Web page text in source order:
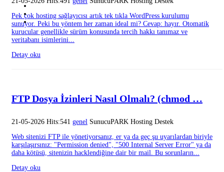
Pek çok hosting sağlayıcısı artık tek tıkla WordPress kurulumu
sunuyor. Peki bu yöntem her zaman ideal mi? Cevap: hayır. Otomatik
kurucular genellikle sürüm konusunda tercih hakkı tanımaz ve
veritabanı isimlerini...
Detay oku
FTP Dosya İzinleri Nasıl Olmalı? (chmod …
21-05-2026 Hits:541 genel SunucuPARK Hosting Destek
Web sitenizi FTP ile yönetiyorsanız, er ya da geç şu uyarılardan biriyle
karşılaşırsınız: "Permission denied", "500 Internal Server Error" ya da
daha kötüsü, sitenizin hacklendiğine dair bir mail. Bu sorunların...
Detay oku